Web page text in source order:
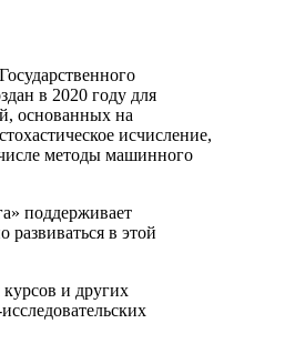
в 2020 году для
основанных на
исчисление,
методы машинного
поддерживает
развиваться в этой
и других